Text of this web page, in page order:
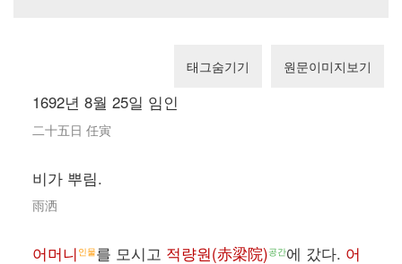
태그숨기기 원문이미지보기
1692년 8월 25일 임인
二十五日 任寅
비가 뿌림.
雨洒
어머니 인물를 모시고 적량원(赤梁院)공간에 갔다. 어